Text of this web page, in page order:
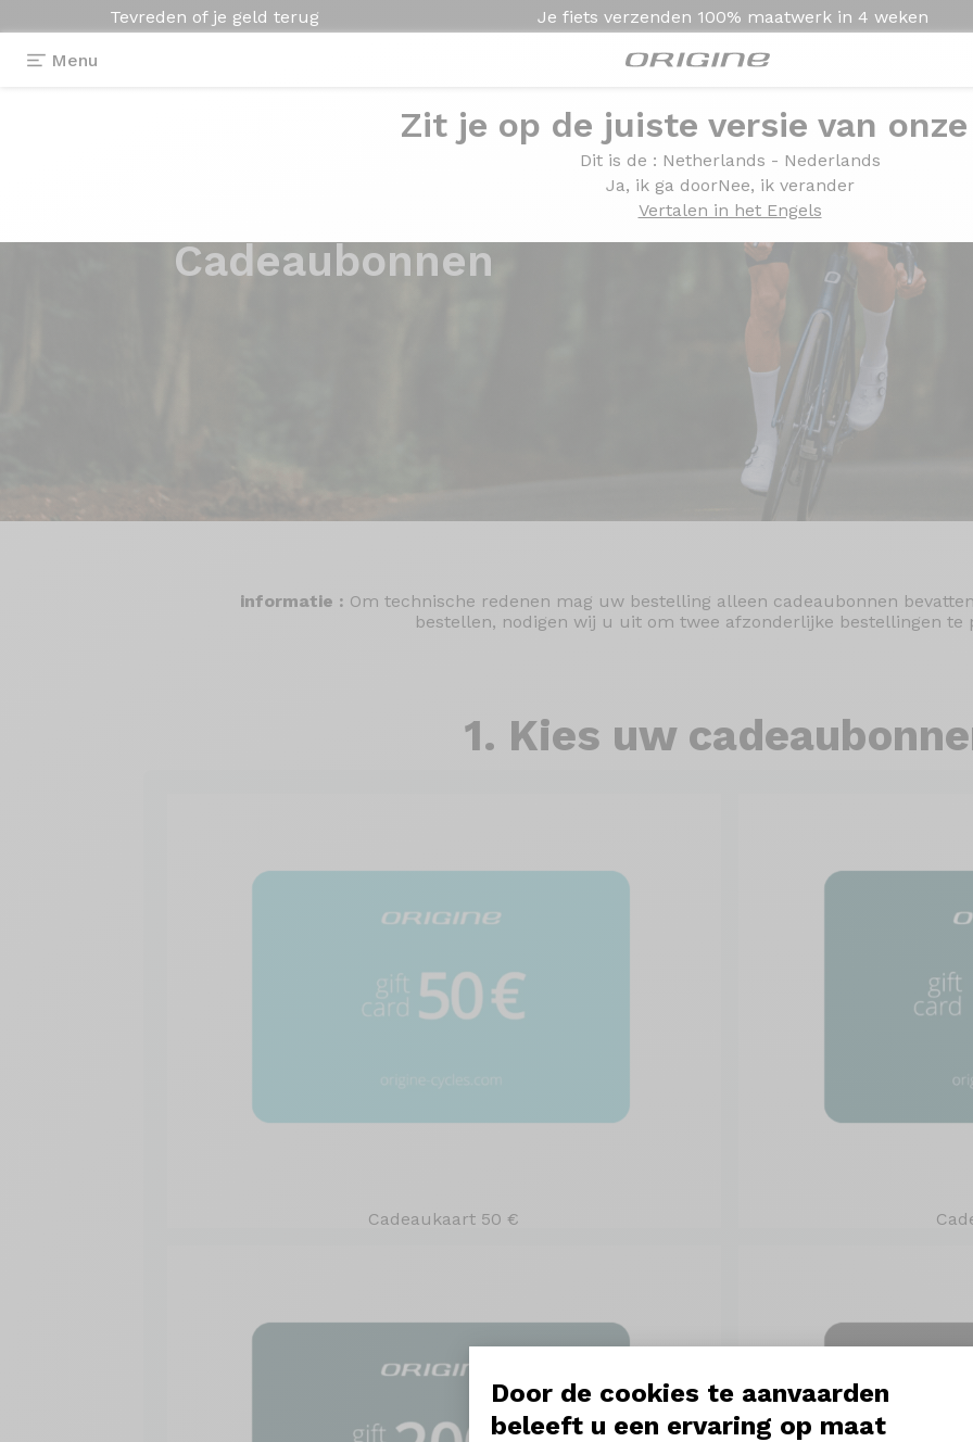
Door de cookies te aanvaarden
beleeft u een ervaring op maat
Tevreden of je geld terug Je fiets verzenden 100% maatwerk in 4 weken
Menu
Zit je op de juiste versie van
Dit is de : Netherlands - Nederlands
Ja, ik ga doorNee, ik verander
Vertalen in het Engels
Cadeaubonnen
informatie : Om technische redenen mag uw bestelling alleen cadeaubonnen
bestellen, nodigen wij u uit om twee afzonderlijke bestellingen te
1. Kies uw
Cadeaukaart 50 €